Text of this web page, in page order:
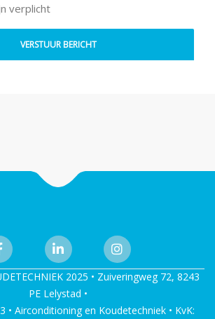
verplicht
2025 • Zuiveringweg 72, 8243
PE Lelystad •
• Airconditioning en Koudetechniek • KvK: